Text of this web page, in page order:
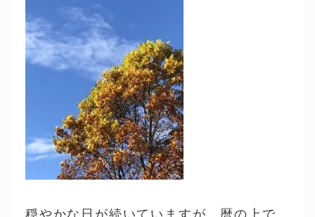
穏やかな日が続いていますが、暦の上で